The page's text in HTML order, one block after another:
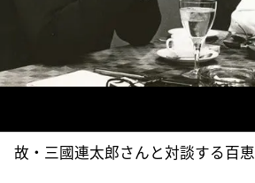
故・三國連太郎さんと対談する百恵